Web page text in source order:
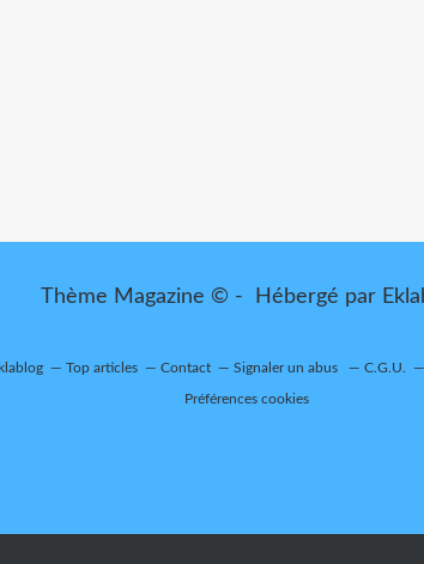
Thème Magazine © - Hébergé par
Top articles Contact Signaler un abus C.G.U.
Préférences cookies